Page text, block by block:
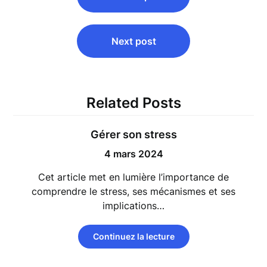
Next post
Related Posts
Gérer son stress
4 mars 2024
Cet article met en lumière l’importance de
comprendre le stress, ses mécanismes et ses
implications…
Continuez la lecture